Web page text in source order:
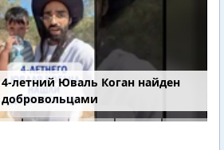
4-летний Юваль Коган найден
добровольцами